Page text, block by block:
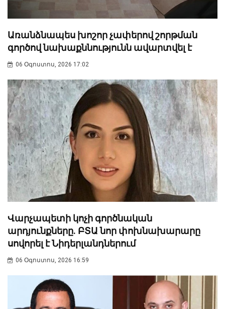
Առանձնապես խոշոր չափերով շորթման
գործով նախաքննությունն ավարտվել է
06 Օգոստոս, 2026 17:02
Վարչապետի կոչի գործնական
արդյունքները. ԲՏԱ նոր փոխնախարարը
սովորել է Նիդերլանդներում
06 Օգոստոս, 2026 16:59